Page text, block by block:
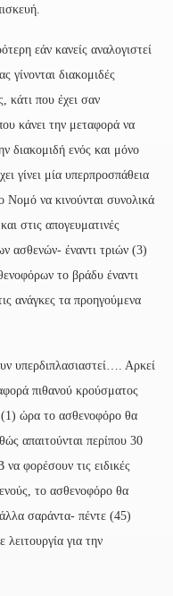
εάν κανείς αναλογιστεί
γίνονται διακομιδές
κάτι που έχει σαν
κάνει την μεταφορά να
διακομιδή ενός και μόνο
γίνει μία υπερπροσπάθεια
να κινούνται συνολικά
στις απογευματινές
ασθενών- έναντι τριών (3)
το βράδυ έναντι
ανάγκες τα προηγούμενα
υπερδιπλασιαστεί…. Αρκεί
πιθανού κρούσματος
(1) ώρα το ασθενοφόρο θα
απαιτούνται περίπου 30
φορέσουν τις ειδικές
το ασθενοφόρο θα
άλλα σαράντα- πέντε (45)
λειτουργία για την